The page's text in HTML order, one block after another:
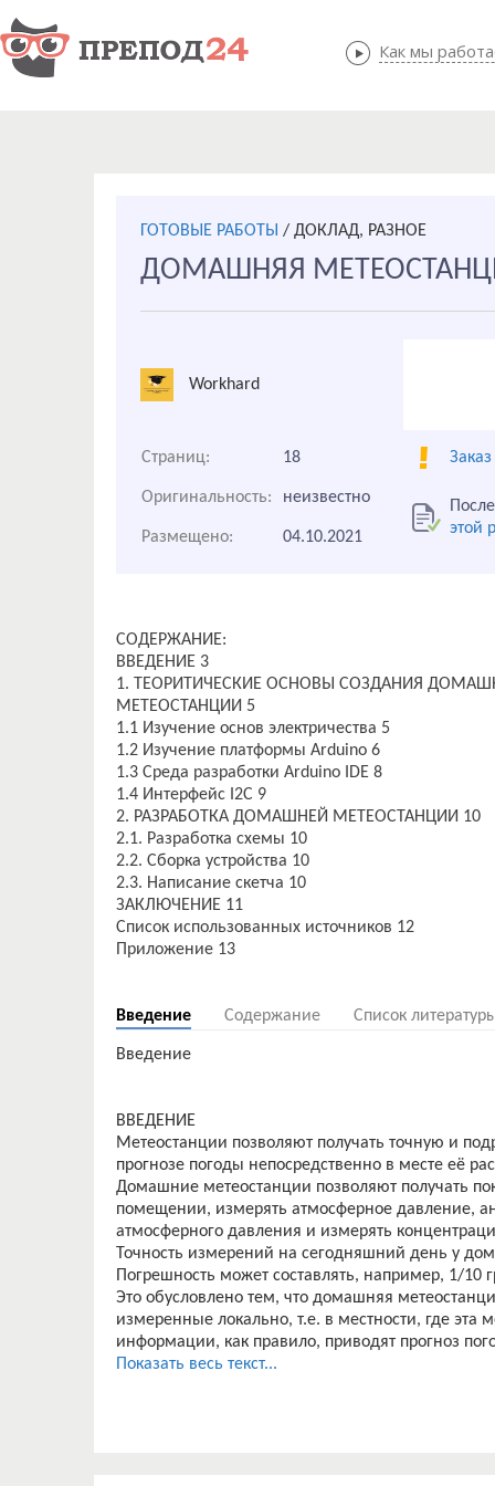
Как мы
Как мы
ГОТОВЫЕ РАБОТЫ / ДОКЛАД, РАЗНОЕ
ДОМАШНЯЯ
Workhard
Страниц: 18
Оригинальность: неизвестно
этой
Размещено: 04.10.2021
СОДЕРЖАНИЕ:
ВВЕДЕНИЕ 3
1. ТЕОРИТИЧЕСКИЕ ОСНОВЫ СОЗДАНИЯ
МЕТЕОСТАНЦИИ 5
1.1 Изучение основ электричества 5
1.2 Изучение платформы Arduino 6
1.3 Среда разработки Arduino IDE 8
1.4 Интерфейс I2C 9
2. РАЗРАБОТКА ДОМАШНЕЙ МЕТЕОСТАНЦИИ 10
2.1. Разработка схемы 10
2.2. Сборка устройства 10
2.3. Написание скетча 10
ЗАКЛЮЧЕНИЕ 11
Список использованных источников 12
Приложение 13
Введение Содержание Список
Введение
ВВЕДЕНИЕ
Метеостанции позволяют получать точную и
прогнозе погоды непосредственно в месте её
Домашние метеостанции позволяют получать
помещении, измерять атмосферное давление,
атмосферного давления и измерять
Точность измерений на сегодняшний день у
Погрешность может составлять, например, 1/
Это обусловлено тем, что домашняя
измеренные локально, т.е. в местности, где эта
информации, как правило, приводят прогноз
прогноз усредняется на определенную область.
Показать весь текст...